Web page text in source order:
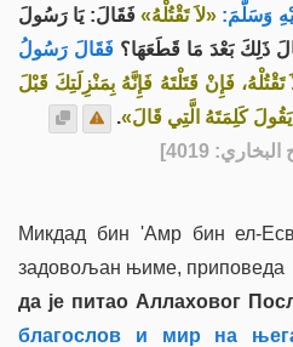
وَسَلَّمَ: «لاَ تَقْتُلْهُ»فَقَالَ: يَا رَسُولَ
ذَلِكَ بَعْدَ مَا قَطَعَهَا؟ فَقَالَ رَسُولُ
تَقْتُلْهُ، فَإِنْ قَتَلْتَهُ فَإِنَّهُ بِمَنْزِلَتِكَ قَبْلَ
يَقُولَ كَلِمَتَهُ الَّتِي قَالَ».
4019]
Микдад бин 'Амр бин ел-
задовољан њиме, приповеда
да је питао Аллаховог
благослов и мир на